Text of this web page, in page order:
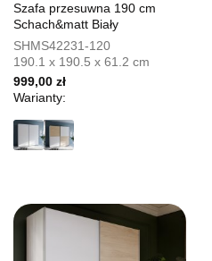
Szafa przesuwna 190 cm
Schach&matt Biały
SHMS42231-120
190.1 x 190.5 x 61.2 cm
999,00 zł
Warianty: